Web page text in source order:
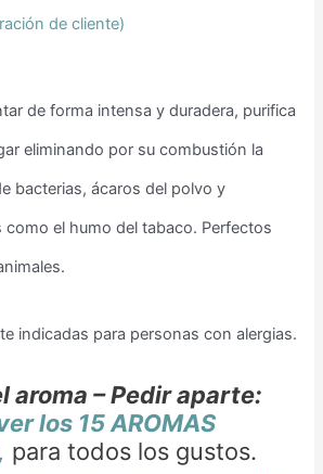
de cliente)
de forma intensa y duradera, purifica
eliminando por su combustión la
bacterias, ácaros del polvo y
el humo del tabaco. Perfectos
indicadas para personas con alergias.
aroma – Pedir aparte:
los 15 AROMAS
para todos los gustos.